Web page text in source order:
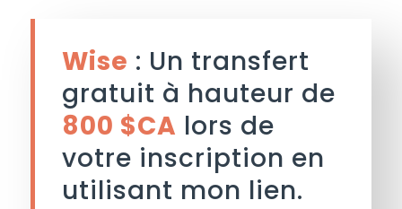
Wise : Un transfert
gratuit à hauteur de
800 $CA lors de
votre inscription en
utilisant mon lien.